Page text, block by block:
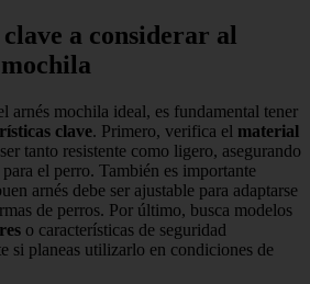
a considerar al
arnés mochila ideal, es fundamental tener
clave. Primero, verifica el material
tanto resistente como ligero, asegurando
el perro. También es importante
arnés debe ser ajustable para adaptarse
de perros. Por último, busca modelos
o características de seguridad
si planeas utilizarlo en condiciones de